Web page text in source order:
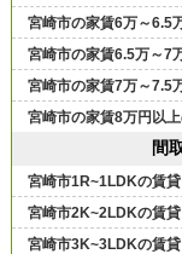
宮崎市の家賃6万～6.5
宮崎市の家賃6.5万～7
宮崎市の家賃7万～7.5
宮崎市の家賃8万円以
間
宮崎市1R~1LDKの賃貸
宮崎市2K~2LDKの賃貸
宮崎市3K~3LDKの賃貸